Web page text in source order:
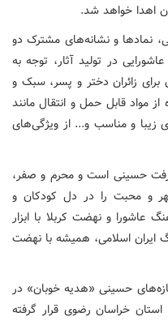
اهدا خواهد شد.
نمادها و نشانه‌های مشترک دو
در تولید آثار، توجه به
زائران دختر و پسر، سبک و
مواد قابل حمل و انتقال مانند
زیبا و مناسب و... از ویژگی‌های
حسینی است و محرم و صفر،
و محبت را در دل کودکان و
عاشورا و نهضت کربلا با ابزار
ایران اسلامی، همیشه با نهضت
حسینی «هدیه خوبان» در
خراسان رضوی قرار گرفته